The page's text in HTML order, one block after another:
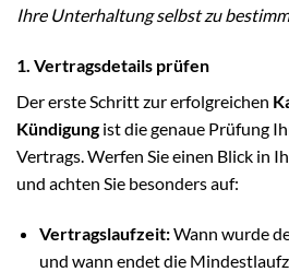
Ihre Unterhaltung selbst zu
1. Vertragsdetails prüfen
Der erste Schritt zur erfolgreichen
Kündigungist die genaue Prüfung
Vertrags. Werfen Sie einen Blick in
und achten Sie besonders auf:
Vertragslaufzeit:Wann wurde
und wann endet die